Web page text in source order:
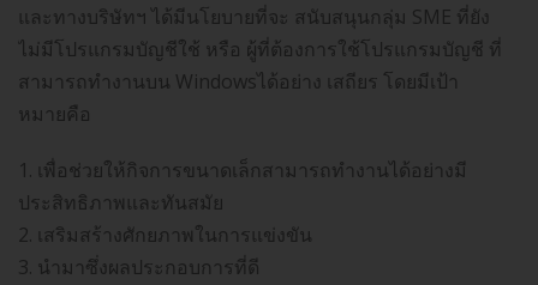
และทางบริษัทฯ ได้มีนโยบายที่จะ สนับสนุนกลุ่ม SME ที่ยัง
ไม่มีโปรแกรมบัญชีใช้ หรือ ผู้ที่ต้องการใช้โปรแกรมบัญชี ที่
สามารถทำงานบน Windowsได้อย่าง เสถียร โดยมีเป้า
หมายคือ
1. เพื่อช่วยให้กิจการขนาดเล็กสามารถทำงานได้อย่างมี
ประสิทธิภาพและทันสมัย
2. เสริมสร้างศักยภาพในการแข่งขัน
3. นำมาซึ่งผลประกอบการที่ดี